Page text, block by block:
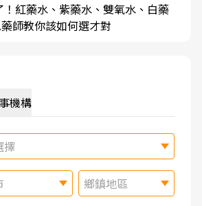
！紅藥水、紫藥水、雙氧水、白藥
師教你該如何選才對
機構
擇
鄉鎮地區